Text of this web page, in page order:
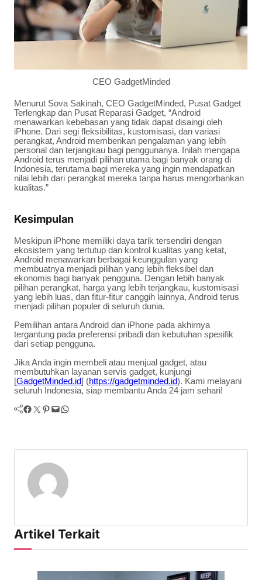
CEO GadgetMinded
Menurut Sova Sakinah, CEO GadgetMinded, Pusat Gadget
Terlengkap dan Pusat Reparasi Gadget, “Android
menawarkan kebebasan yang tidak dapat disaingi oleh
iPhone. Dari segi fleksibilitas, kustomisasi, dan variasi
perangkat, Android memberikan pengalaman yang lebih
personal dan terjangkau bagi penggunanya. Inilah mengapa
Android terus menjadi pilihan utama bagi banyak orang di
Indonesia, terutama bagi mereka yang ingin mendapatkan
nilai lebih dari perangkat mereka tanpa harus mengorbankan
kualitas.”
Kesimpulan
Meskipun iPhone memiliki daya tarik tersendiri dengan
ekosistem yang tertutup dan kontrol kualitas yang ketat,
Android menawarkan berbagai keunggulan yang
membuatnya menjadi pilihan yang lebih fleksibel dan
ekonomis bagi banyak pengguna. Dengan lebih banyak
pilihan perangkat, harga yang lebih terjangkau, kustomisasi
yang lebih luas, dan fitur-fitur canggih lainnya, Android terus
menjadi pilihan populer di seluruh dunia.
Pemilihan antara Android dan iPhone pada akhirnya
tergantung pada preferensi pribadi dan kebutuhan spesifik
dari setiap pengguna.
Jika Anda ingin membeli atau menjual gadget, atau
membutuhkan layanan servis gadget, kunjungi
[GadgetMinded.id] (https://gadgetminded.id). Kami melayani
seluruh Indonesia, siap membantu Anda 24 jam sehari!
Facebook Twitter Pinterest Mail WhatsApp
Artikel Terkait